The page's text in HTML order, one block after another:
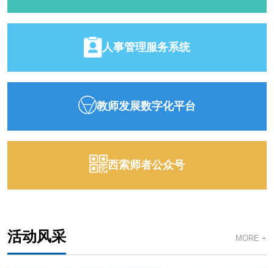
人事管理服务系统
教师发展数字化平台
西索师者公众号
活动风采 MORE +